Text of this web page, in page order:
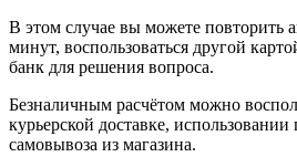
В этом случае вы можете повторить
минут, воспользоваться другой
банк для решения вопроса.
Безналичным расчётом можно
курьерской доставке, использовании
самовывоза из магазина.